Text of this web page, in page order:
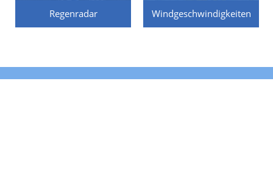
Regenradar Windgeschwindigkeiten